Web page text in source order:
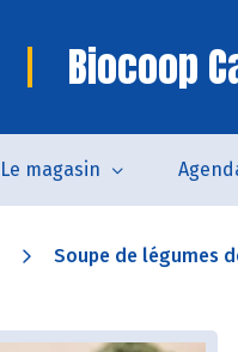
Biocoop
Le magasin
Soupe de légumes